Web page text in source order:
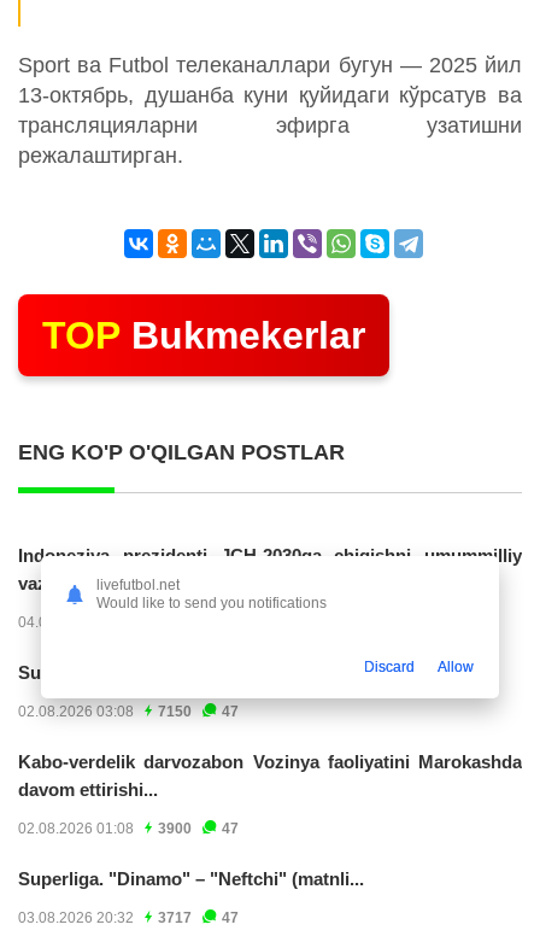
Sport ва Futbol телеканаллари бугун — 2025 йил
13-октябрь, душанба куни қуйидаги кўрсатув ва
трансляцияларни эфирга узатишни
режалаштирган.
TOP Bukmekerlar
ENG KO'P O'QILGAN POSTLAR
Indoneziya prezidenti JCH-2030ga chiqishni umummilliy
vazifa deb...
04.08.2026 02:11
Superliga. “Buxoro” - “Lokomotiv”...
02.08.2026 03:08 7150 47
Kabo-verdelik darvozabon Vozinya faoliyatini Marokashda
davom ettirishi...
02.08.2026 01:08 3900 47
Superliga. "Dinamo" – "Neftchi" (matnli...
03.08.2026 20:32 3717 47
livefutbol.net
Would like to send you notifications
Discard Allow